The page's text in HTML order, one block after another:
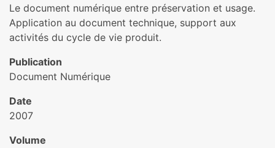
Le document numérique entre préservation et usage.
Application au document technique, support aux
activités du cycle de vie produit.
Publication
Document Numérique
Date
2007
Volume